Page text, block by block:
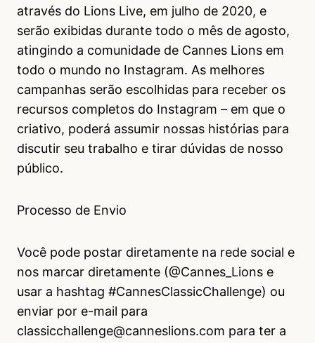
através do Lions Live, em julho de 2020, e
serão exibidas durante todo o mês de agosto,
atingindo a comunidade de Cannes Lions em
todo o mundo no Instagram. As melhores
campanhas serão escolhidas para receber os
recursos completos do Instagram – em que o
criativo, poderá assumir nossas histórias para
discutir seu trabalho e tirar dúvidas de nosso
público.
Processo de Envio
Você pode postar diretamente na rede social e
nos marcar diretamente (@Cannes_Lions e
usar a hashtag #CannesClassicChallenge) ou
enviar por e-mail para
classicchallenge@canneslions.com para ter a